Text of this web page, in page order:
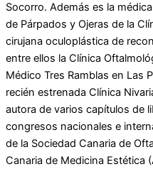
Socorro. Además es la
de Párpados y Ojeras de la
cirujana oculoplástica de
entre ellos la Clínica
Médico Tres Ramblas en Las
recién estrenada Clínica
autora de varios capítulos de
congresos nacionales e
de la Sociedad Canaria de
Canaria de Medicina Estética